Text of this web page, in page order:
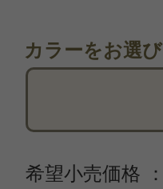
カラーをお選
希望小売価格 ：